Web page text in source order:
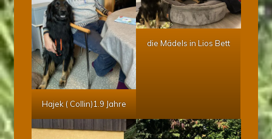
Hajek ( Collin)1.9 Jahre
die Mädels in Lios Bett